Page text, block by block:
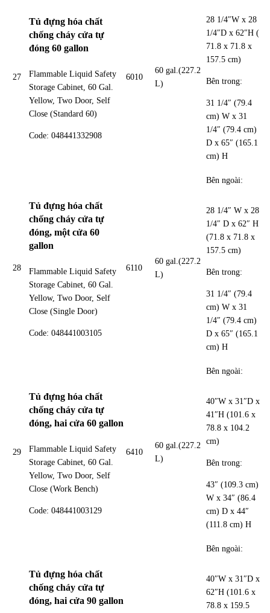
27
Tủ đựng hóa chất
chống cháy cửa tự
đóng 60 gallon
Flammable Liquid Safety
Storage Cabinet, 60 Gal.
Yellow, Two Door, Self
Close (Standard 60)
Code: 048441332908
6010
60 gal.(227.2
L)
28 1/4″W x 28
1/4″D x 62″H (
71.8 x 71.8 x
157.5 cm)
Bên trong:
31 1/4″ (79.4
cm) W x 31
1/4″ (79.4 cm)
D x 65″ (165.1
cm) H
28
Tủ đựng hóa chất
chống cháy cửa tự
đóng, một cửa 60
gallon
Flammable Liquid Safety
Storage Cabinet, 60 Gal.
Yellow, Two Door, Self
Close (Single Door)
Code: 048441003105
6110
60 gal.(227.2
L)
Bên ngoài:
28 1/4″ W x 28
1/4″ D x 62″ H
(71.8 x 71.8 x
157.5 cm)
Bên trong:
31 1/4″ (79.4
cm) W x 31
1/4″ (79.4 cm)
D x 65″ (165.1
cm) H
29
Tủ đựng hóa chất
chống cháy cửa tự
đóng, hai cửa 60 gallon
Flammable Liquid Safety
Storage Cabinet, 60 Gal.
Yellow, Two Door, Self
Close (Work Bench)
Code: 048441003129
6410
60 gal.(227.2
L)
Bên ngoài:
40″W x 31″D x
41″H (101.6 x
78.8 x 104.2
cm)
Bên trong:
43″ (109.3 cm)
W x 34″ (86.4
cm) D x 44″
(111.8 cm) H
Tủ đựng hóa chất
chống cháy cửa tự
đóng, hai cửa 90 gallon
Bên ngoài:
40″W x 31″D x
62″H (101.6 x
78.8 x 159.5